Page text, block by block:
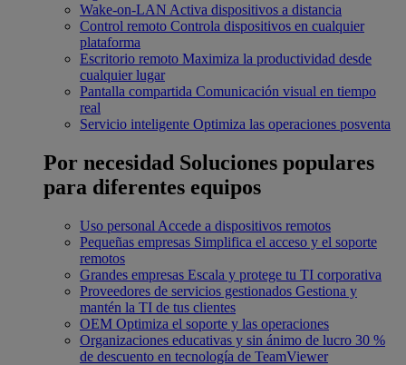
Wake-on-LAN Activa dispositivos a distancia
Control remoto Controla dispositivos en cualquier
plataforma
Escritorio remoto Maximiza la productividad desde
cualquier lugar
Pantalla compartida Comunicación visual en tiempo
real
Servicio inteligente Optimiza las operaciones posventa
Por necesidad Soluciones populares
para diferentes equipos
Uso personal Accede a dispositivos remotos
Pequeñas empresas Simplifica el acceso y el soporte
remotos
Grandes empresas Escala y protege tu TI corporativa
Proveedores de servicios gestionados Gestiona y
mantén la TI de tus clientes
OEM Optimiza el soporte y las operaciones
Organizaciones educativas y sin ánimo de lucro 30 %
de descuento en tecnología de TeamViewer